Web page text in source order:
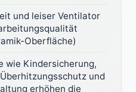
und leiser Ventilator
Oberfläche)
wie Kindersicherung,
und
erhöhen die